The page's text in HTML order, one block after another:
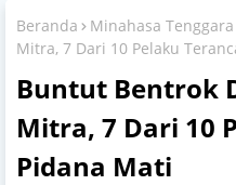
Beranda Minahasa Tenggara
Mitra, 7 Dari 10 Pelaku
Buntut Bentrok
Mitra, 7 Dari 10
Pidana Mati